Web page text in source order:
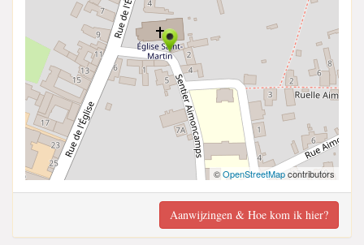
©OpenStreetMapcontributors
Aanwijzingen & Hoe kom ik hier?